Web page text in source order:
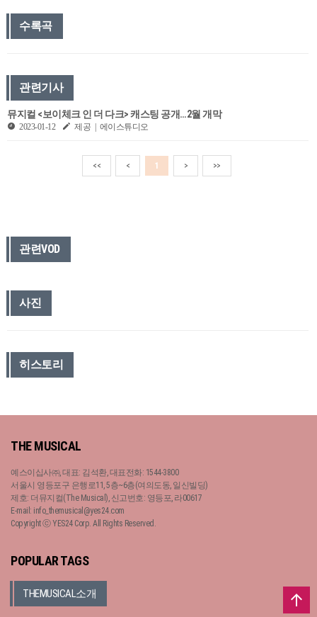
수록곡
관련기사
뮤지컬 <보이체크 인 더 다크> 캐스팅 공개…2월 개막
2023-01-12 제공 | 에이스튜디오
<< < 1 > >>
관련VOD
사진
히스토리
THE MUSICAL
예스이십사㈜, 대표: 김석환, 대표전화: 1544-3800
서울시 영등포구 은행로11, 5층~6층(여의도동, 일신빌딩)
제호: 더뮤지컬(The Musical), 신고번호: 영등포, 라00617
E-mail: info_themusical@yes24.com
Copyright ⓒ YES24 Corp. All Rights Reserved.
POPULAR TAGS
THEMUSICAL소개